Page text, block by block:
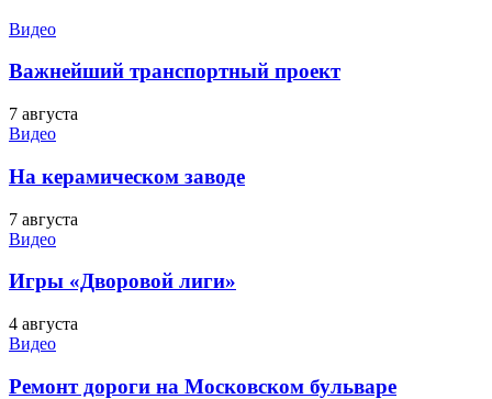
Видео
Важнейший транспортный проект
7 августа
Видео
На керамическом заводе
7 августа
Видео
Игры «Дворовой лиги»
4 августа
Видео
Ремонт дороги на Московском бульваре